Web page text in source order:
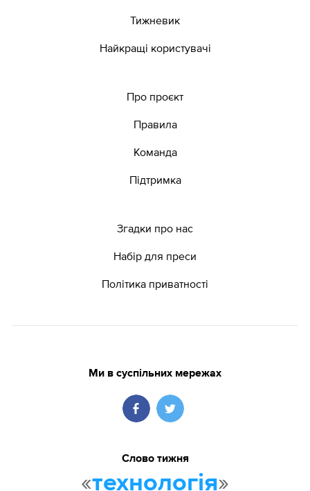
Тижневик
Найкращі користувачі
Про проєкт
Правила
Команда
Підтримка
Згадки про нас
Набір для преси
Політика приватності
Ми в суспільних мережах
Слово тижня
«технологія»